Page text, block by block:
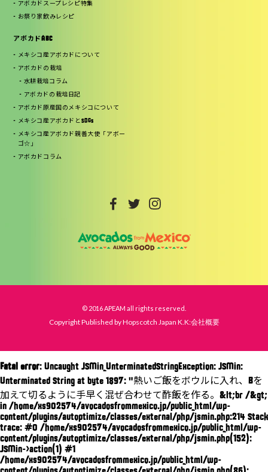
アボカドスープレシピ特集
お祭り家飲みレシピ
アボカドABC
メキシコ産アボカドについて
アボカドの栽培
水耕栽培コラム
アボカドの栽培日記
アボカド原産国のメキシコについて
メキシコ産アボカドとSDGs
メキシコ産アボカド親善大使「アボー
ゴ☆」
アボカドコラム
© 2016 APEAM all rights reserved.
Copyright Published by Hopscotch Japan K.K:会社概要
Fatal error: Uncaught JSMin_UnterminatedStringException: JSMin:
Unterminated String at byte 1897: "熱いご飯をボウルに入れ、Bを
加えて切るように手早く混ぜ合わせて酢飯を作る。&lt;br /&gt;
in /home/xs902574/avocadosfrommexico.jp/public_html/wp-
content/plugins/autoptimize/classes/external/php/jsmin.php:214 Stack
trace: #0 /home/xs902574/avocadosfrommexico.jp/public_html/wp-
content/plugins/autoptimize/classes/external/php/jsmin.php(152):
JSMin->action(1) #1
/home/xs902574/avocadosfrommexico.jp/public_html/wp-